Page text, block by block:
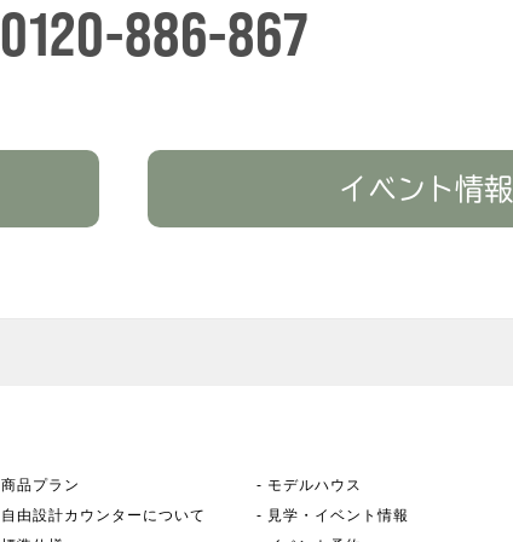
0120-886-867
イベント情報
商品プラン
自由設計カウンター について
- モデルハウス
- 見学・イベント情報